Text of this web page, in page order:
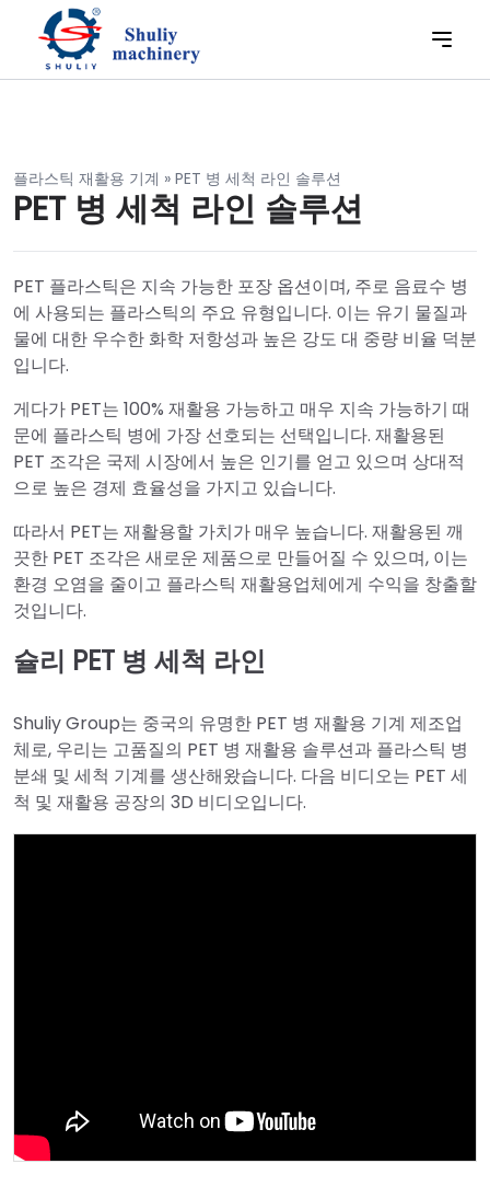
플라스틱 재활용 기계 » PET 병 세척 라인 솔루션
PET 병 세척 라인 솔루션
PET 플라스틱은 지속 가능한 포장 옵션이며, 주로 음료수 병
에 사용되는 플라스틱의 주요 유형입니다. 이는 유기 물질과
물에 대한 우수한 화학 저항성과 높은 강도 대 중량 비율 덕분
입니다.
게다가 PET는 100% 재활용 가능하고 매우 지속 가능하기 때
문에 플라스틱 병에 가장 선호되는 선택입니다. 재활용된
PET 조각은 국제 시장에서 높은 인기를 얻고 있으며 상대적
으로 높은 경제 효율성을 가지고 있습니다.
따라서 PET는 재활용할 가치가 매우 높습니다. 재활용된 깨
끗한 PET 조각은 새로운 제품으로 만들어질 수 있으며, 이는
환경 오염을 줄이고 플라스틱 재활용업체에게 수익을 창출할
것입니다.
슐리 PET 병 세척 라인
Shuliy Group는 중국의 유명한 PET 병 재활용 기계 제조업
체로, 우리는 고품질의 PET 병 재활용 솔루션과 플라스틱 병
분쇄 및 세척 기계를 생산해왔습니다. 다음 비디오는 PET 세
척 및 재활용 공장의 3D 비디오입니다.